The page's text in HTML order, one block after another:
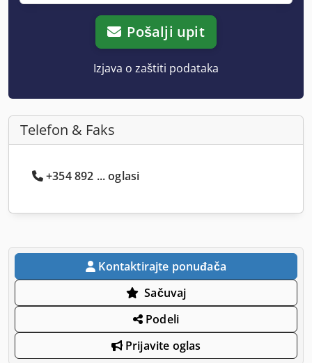
Pošalji upit
Izjava o zaštiti podataka
Telefon & Faks
+354 892 ... oglasi
Kontaktirajte ponuđača
Sačuvaj
Podeli
Prijavite oglas